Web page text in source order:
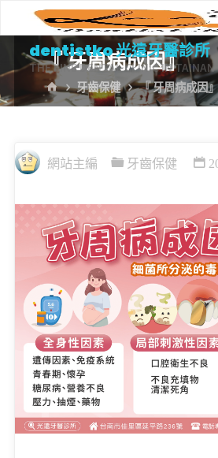
to
content
dentistko 光遠牙醫診所
THE FINE DENTAL CLINIC IN TAINAN
『 牙周病成因』
HOME牙齒保健 『 牙周病成因』
網站主編 牙齒保健